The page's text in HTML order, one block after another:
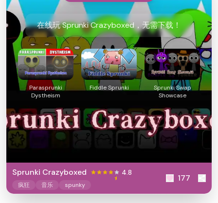
在线玩 Sprunki Crazyboxed，无需下载！
Parasprunki
Dystheism
Fiddle Sprunki
Sprunki Swap
Showcase
Sprunki Crazyboxed 4.8
疯狂 音乐 spunky
177